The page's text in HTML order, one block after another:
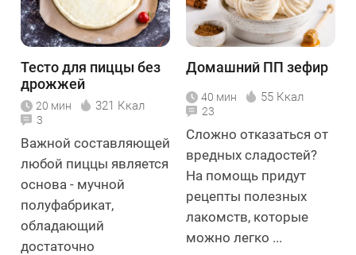
Тесто для пиццы без
дрожжей
20 мин 321 Ккал
3
Важной составляющей
любой пиццы является
основа - мучной
полуфабрикат,
обладающий
достаточно
Домашний ПП зефир
40 мин 55 Ккал
23
Сложно отказаться от
вредных сладостей?
На помощь придут
рецепты полезных
лакомств, которые
можно легко ...